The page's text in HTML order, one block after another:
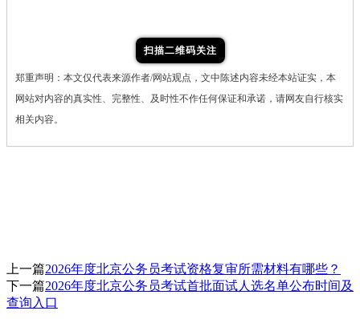
扫描二维码关注
郑重声明：本文仅代表来源作者/网站观点，文中陈述内容未经本站证实，本
网站对内容的真实性、完整性、及时性不作任何保证和承诺，请网友自行核实
相关内容。
上一篇2026年度北京公务员考试资格复审所需材料有哪些？
下一篇2026年度北京公务员考试首批面试人选名单公布时间及
查询入口